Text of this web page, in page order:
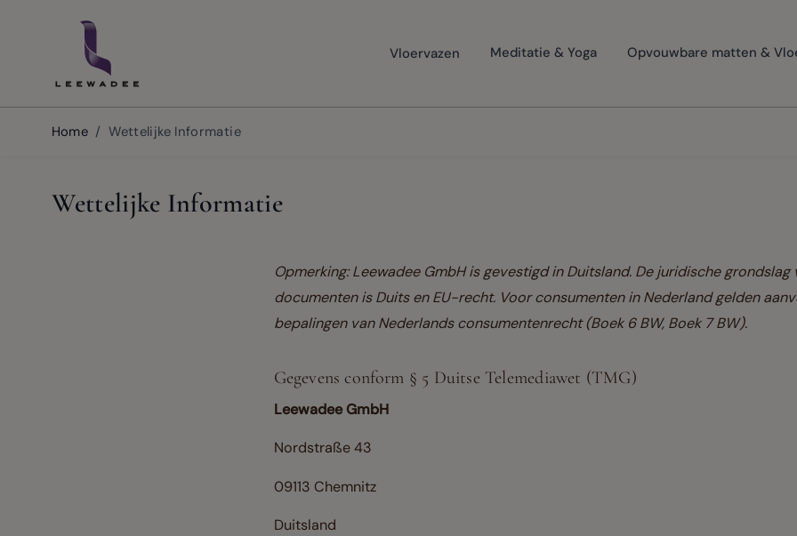
Vloervazen Meditatie & Yoga Opvouwbare matten &
Home / Wettelijke Informatie
Wettelijke Informatie
Opmerking: Leewadee GmbH is gevestigd in Duitsland. De juridische grondslag
documenten is Duits en EU-recht. Voor consumenten in Nederland gelden
bepalingen van Nederlands consumentenrecht (Boek 6 BW, Boek 7 BW).
Gegevens conform § 5 Duitse Telemediawet (TMG)
Leewadee GmbH
Nordstraße 43
09113 Chemnitz
Duitsland